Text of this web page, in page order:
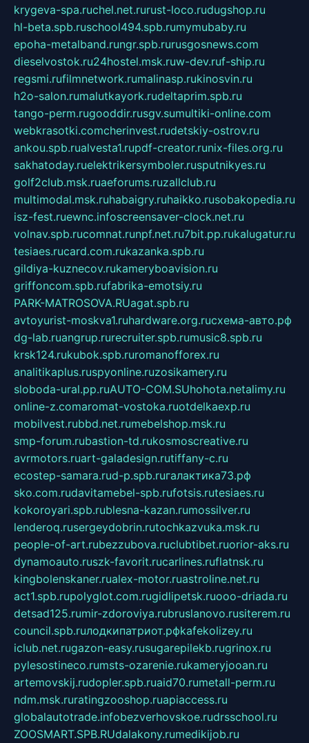
krygeva-spa.ruchel.net.rurust-loco.rudugshop.ru
hl-beta.spb.ruschool494.spb.rumymubaby.ru
epoha-metalband.rungr.spb.rurusgosnews.com
dieselvostok.ru24hostel.msk.ruw-dev.ruf-ship.ru
regsmi.rufilmnetwork.rumalinasp.rukinosvin.ru
h2o-salon.rumalutkayork.rudeltaprim.spb.ru
tango-perm.rugooddir.rusgv.sumultiki-online.com
webkrasotki.comcherinvest.rudetskiy-ostrov.ru
ankou.spb.rualvesta1.rupdf-creator.runix-files.org.ru
sakhatoday.ruelektrikersymboler.rusputnikyes.ru
golf2club.msk.ruaeforums.ruzallclub.ru
multimodal.msk.ruhabaigry.ruhaikko.rusobakopedia.ru
isz-fest.ruewnc.infoscreensaver-clock.net.ru
volnav.spb.rucomnat.runpf.net.ru7bit.pp.rukalugatur.ru
tesiaes.rucard.com.rukazanka.spb.ru
gildiya-kuznecov.rukameryboavision.ru
griffoncom.spb.rufabrika-emotsiy.ru
PARK-MATROSOVA.RUagat.spb.ru
avtoyurist-moskva1.ruhardware.org.ruсхема-авто.рф
dg-lab.ruangrup.rurecruiter.spb.rumusic8.spb.ru
krsk124.rukubok.spb.ruromanofforex.ru
analitikaplus.ruspyonline.ruzosikamery.ru
sloboda-ural.pp.ruAUTO-COM.SUhohota.netalimy.ru
online-z.comaromat-vostoka.ruotdelkaexp.ru
mobilvest.rubbd.net.rumebelshop.msk.ru
smp-forum.rubastion-td.rukosmoscreative.ru
avrmotors.ruart-galadesign.rutiffany-c.ru
ecostep-samara.rud-p.spb.ruгалактика73.рф
sko.com.rudavitamebel-spb.rufotsis.rutesiaes.ru
kokoroyari.spb.rublesna-kazan.rumossilver.ru
lenderoq.rusergeydobrin.rutochkazvuka.msk.ru
people-of-art.rubezzubova.ruclubtibet.ruorior-aks.ru
dynamoauto.ruszk-favorit.rucarlines.ruflatnsk.ru
kingbolenskaner.rualex-motor.ruastroline.net.ru
act1.spb.rupolyglot.com.rugidlipetsk.ruooo-driada.ru
detsad125.rumir-zdoroviya.rubruslanovo.rusiterem.ru
council.spb.ruлодкипатриот.рфkafekolizey.ru
iclub.net.rugazon-easy.rusugarepilekb.rugrinox.ru
pylesostineco.rumsts-ozarenie.rukameryjooan.ru
artemovskij.rudopler.spb.ruaid70.rumetall-perm.ru
ndm.msk.ruratingzooshop.ruapiaccess.ru
globalautotrade.infobezverhovskoe.rudrsschool.ru
ZOOSMART.SPB.RUdalakony.rumedikijob.ru